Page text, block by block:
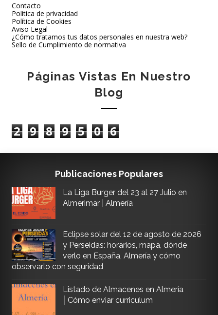
Contacto
Política de privacidad
Política de Cookies
Aviso Legal
¿Cómo tratamos tus datos personales en nuestra web?
Sello de Cumplimiento de normativa
Páginas Vistas En Nuestro
Blog
2 9 8 9 5 0 6
Publicaciones Populares
La Liga Burger del 23 al 27 Julio en
Almerimar | Almería
Eclipse solar del 12 de agosto de 2026
y Perseidas: horarios, mapa, dónde
verlo en España, Almería y cómo
observarlo con seguridad
Listado de Almacenes en Almería
│Cómo enviar curriculum